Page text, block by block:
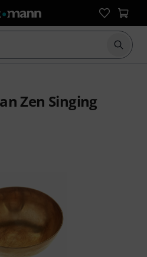
Suche
Zen Singing
aus 40 Kundenbewertungen